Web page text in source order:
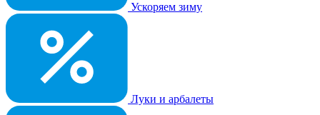
Ускоряем зиму
Луки и арбалеты